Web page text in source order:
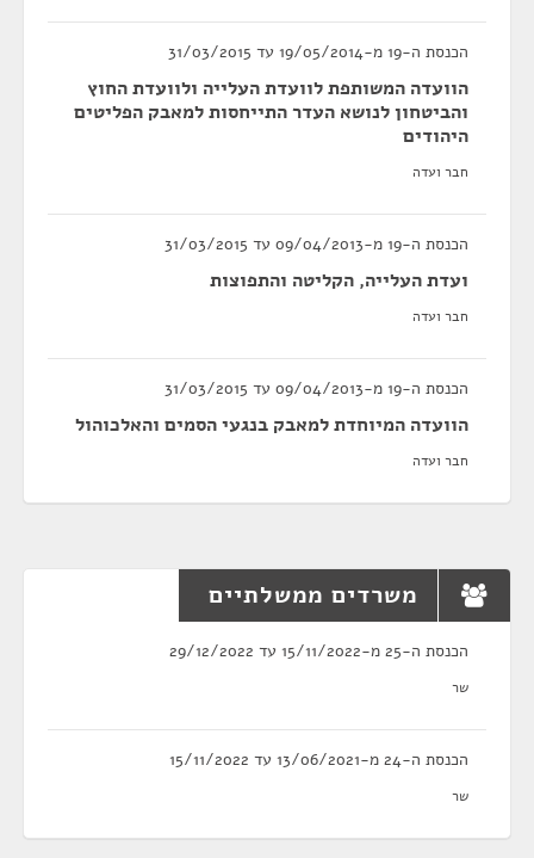
הכנסת ה-19 מ-19/05/2014 עד 31/03/2015
הוועדה המשותפת לוועדת העלייה ולוועדת החוץ
והביטחון לנושא העדר התייחסות למאבק הפליטים
היהודים
חבר ועדה
הכנסת ה-19 מ-09/04/2013 עד 31/03/2015
ועדת העלייה, הקליטה והתפוצות
חבר ועדה
הכנסת ה-19 מ-09/04/2013 עד 31/03/2015
הוועדה המיוחדת למאבק בנגעי הסמים והאלכוהול
חבר ועדה
משרדים ממשלתיים
הכנסת ה-25 מ-15/11/2022 עד 29/12/2022
שר
הכנסת ה-24 מ-13/06/2021 עד 15/11/2022
שר